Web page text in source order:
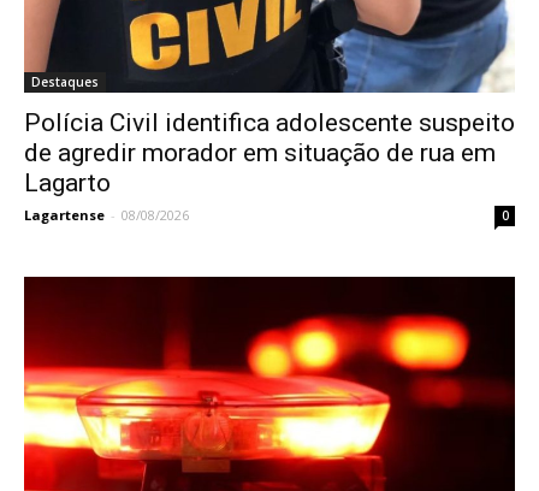
Destaques
Polícia Civil identifica adolescente suspeito
de agredir morador em situação de rua em
Lagarto
Lagartense - 08/08/2026 0